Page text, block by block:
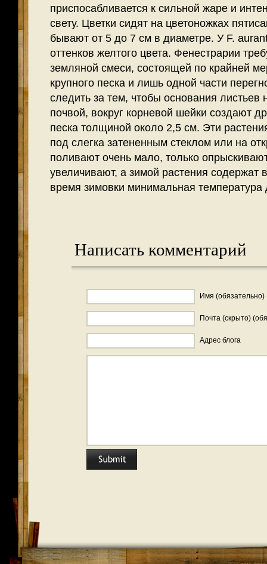
приспосабливается к сильной жаре и
свету. Цветки сидят на цветоножках
бывают от 5 до 7 см в диаметре. У F.
оттенков желтого цвета. Фенестрарии
земляной смеси, состоящей по крайней
крупного песка и лишь одной части
следить за тем, чтобы основания
почвой, вокруг корневой шейки создают
песка толщиной око­ло 2,5 см. Эти
под слегка затененным стеклом или на
поливают очень мало, только
увеличивают, а зимой растения содержат
время зимовки минимальная
Написать комментарий
Имя (обязательно)
Почта (скрыто)
Адрес блога